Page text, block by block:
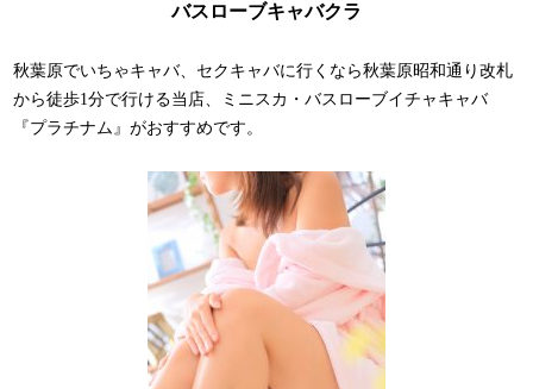
バスローブキャバクラ
秋葉原でいちゃキャバ、セクキャバに行くなら秋葉原昭和通り改札
から徒歩1分で行ける当店、ミニスカ・バスローブイチャキャバ
『プラチナム』がおすすめです。